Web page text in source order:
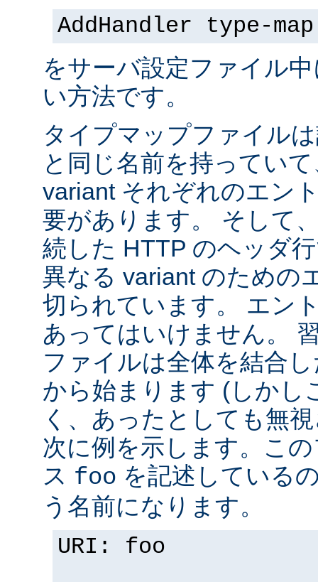
AddHandler type-
をサーバ設定ファイル
い方法です。
タイプマップファイル
と同じ名前を持ってい
variant それぞれのエン
要があります。 そして
続した HTTP のヘッダ
異なる variant のための
切られています。 エン
あってはいけません。
ファイルは全体を結合
から始まります (しかし
く、あったとしても無
次に例を示します。こ
ス foo を記述している
う名前になります。
URI: foo